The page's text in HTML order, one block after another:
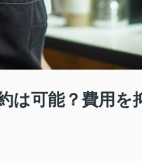
は可能？費用を